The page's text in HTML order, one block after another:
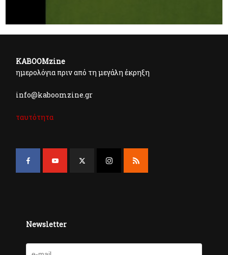
KABOOMzine
ημερολόγια πριν από τη μεγάλη έκρηξη
info@kaboomzine.gr
ταυτότητα
Newsletter